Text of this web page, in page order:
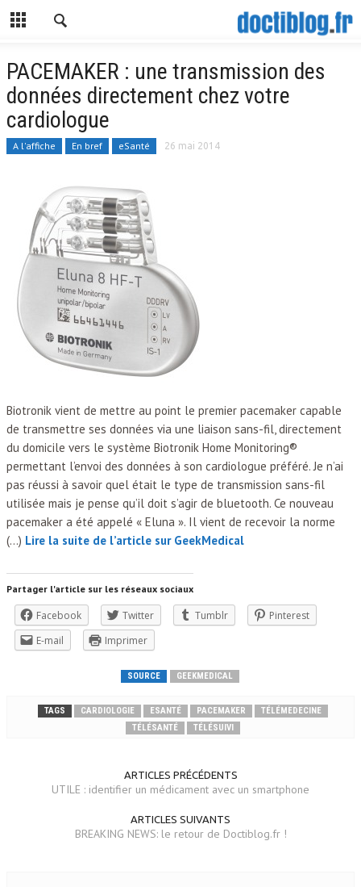
PACEMAKER : une transmission des
données directement chez votre
cardiologue
A l'affiche En bref eSanté 26 mai 2014
Biotronik vient de mettre au point le premier pacemaker capable
de transmettre ses données via une liaison sans-fil, directement
du domicile vers le système Biotronik Home Monitoring®
permettant l’envoi des données à son cardiologue préféré. Je n’ai
pas réussi à savoir quel était le type de transmission sans-fil
utilisée mais je pense qu’il doit s’agir de bluetooth. Ce nouveau
pacemaker a été appelé « Eluna ». Il vient de recevoir la norme
(…) Lire la suite de l’article sur GeekMedical
Partager l'article sur les réseaux sociaux
Facebook Twitter Tumblr
Pinterest
E-mail
Imprimer
SOURCE GEEKMEDICAL
TAGS CARDIOLOGIE ESANTÉ PACEMAKER
TÉLÉMEDECINE
TÉLÉSANTÉ
TÉLÉSUIVI
ARTICLES PRÉCÉDENTS
UTILE : identifier un médicament avec un smartphone
ARTICLES SUIVANTS
BREAKING NEWS: le retour de Doctiblog.fr !